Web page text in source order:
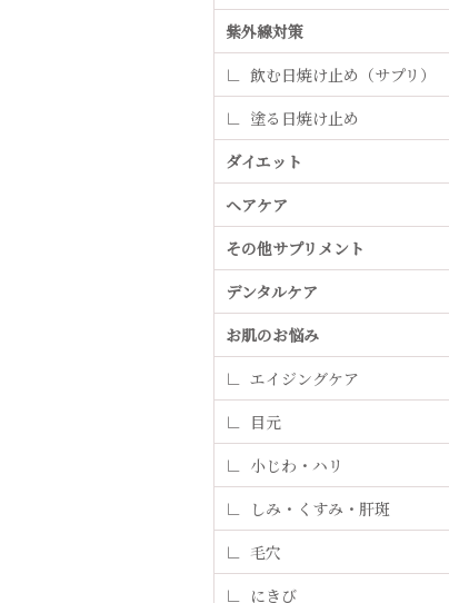
紫外線対策
飲む日焼け止め（サプリ）
塗る日焼け止め
ダイエット
ヘアケア
その他サプリメント
デンタルケア
お肌のお悩み
エイジングケア
目元
小じわ・ハリ
しみ・くすみ・肝斑
毛穴
にきび